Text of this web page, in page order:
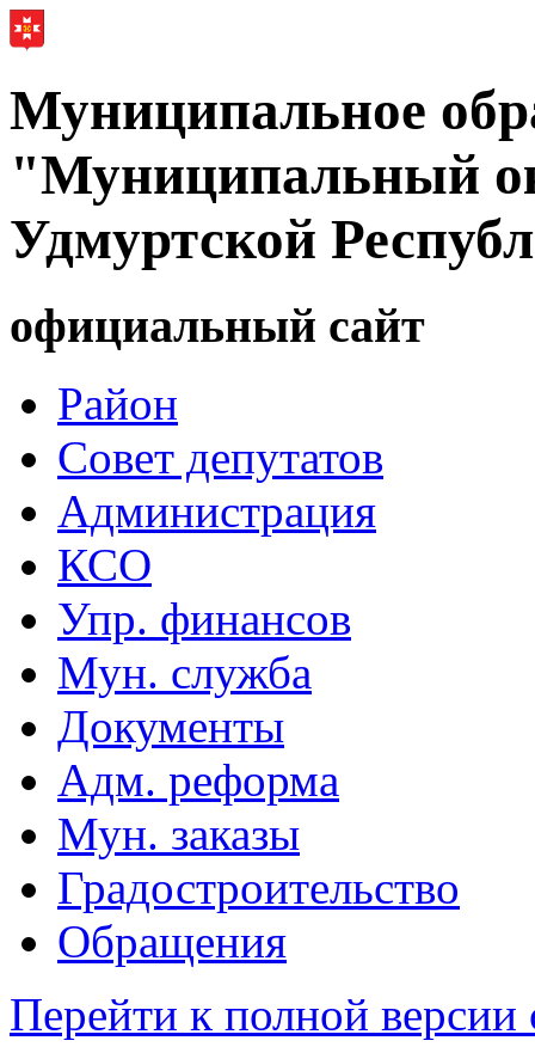
Муниципальное
"Муниципальный
Удмуртской
официальный сайт
Район
Совет депутатов
Администрация
КСО
Упр. финансов
Мун. служба
Документы
Адм. реформа
Мун. заказы
Градостроительство
Обращения
Перейти к полной версии